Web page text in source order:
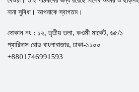
নানা সুবিধা। আপনাকে স্বাগতম।
দোকান নং : ১২, তৃতীয় তলা, কওমী মার্কেট, ৬৫/১
প্যারিদাস রোড বাংলাবাজার, ঢাকা-১১০০
+8801746991593